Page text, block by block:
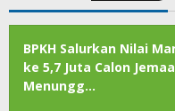
BPKH Salurkan Nilai
ke 5,7 Juta Calon
Menungg…